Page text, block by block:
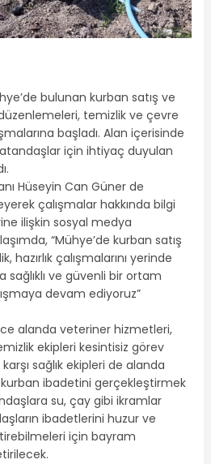
bulunan kurban satış ve
temizlik ve çevre
başladı. Alan içerisinde
için ihtiyaç duyulan
Hüseyin Can Güner de
çalışmalar hakkında bilgi
ilişkin sosyal medya
“Mühye’de kurban satış
hazırlık çalışmalarını yerinde
sağlıklı ve güvenli bir ortam
devam ediyoruz”
alanda veteriner hizmetleri,
ekipleri kesintisiz görev
sağlık ekipleri de alanda
kurban ibadetini gerçekleştirmek
su, çay gibi ikramlar
ibadetlerini huzur ve
için bayram